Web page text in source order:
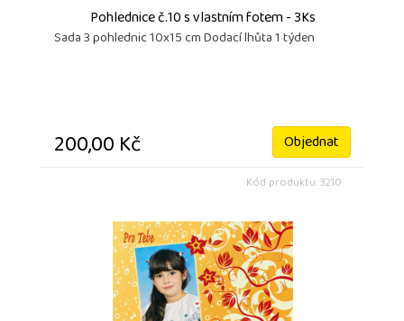
Pohlednice č.10 s vlastním fotem - 3Ks
Sada 3 pohlednic 10x15 cm Dodací lhůta 1 týden
200,00 Kč Objednat
Kód produktu: 3210